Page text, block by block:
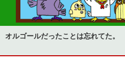
オルゴールだったことは忘れてた。